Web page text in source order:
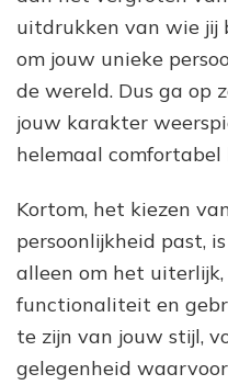
uitdrukken van wie jij
om jouw unieke
de wereld. Dus ga op
jouw karakter
helemaal comfortabel
Kortom, het kiezen
persoonlijkheid past,
alleen om het
functionaliteit en
te zijn van jouw stijl,
gelegenheid